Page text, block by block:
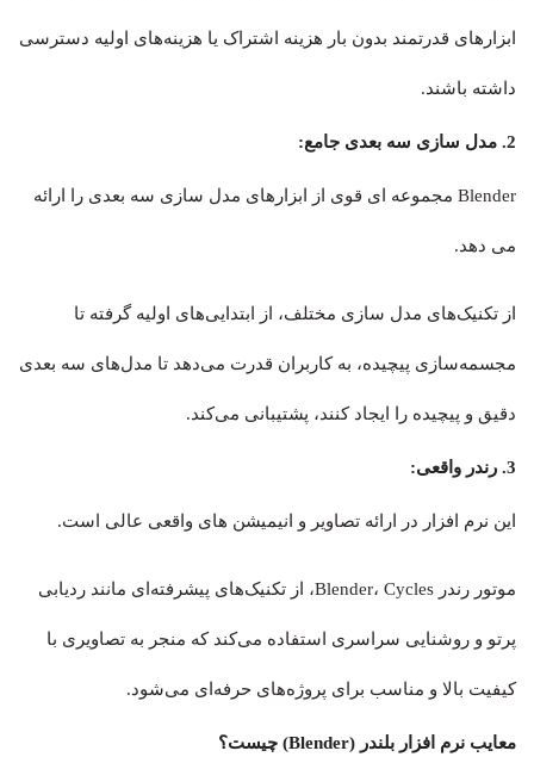
ابزارهای قدرتمند بدون بار هزینه اشتراک یا هزینه‌های اولیه دسترسی
داشته باشند.
2. مدل سازی سه بعدی جامع:
Blender مجموعه ای قوی از ابزارهای مدل سازی سه بعدی را ارائه
می دهد.
از تکنیک‌های مدل سازی مختلف، از ابتدایی‌های اولیه گرفته تا
مجسمه‌سازی پیچیده، به کاربران قدرت می‌دهد تا مدل‌های سه بعدی
دقیق و پیچیده را ایجاد کنند، پشتیبانی می‌کند.
3. رندر واقعی:
این نرم افزار در ارائه تصاویر و انیمیشن های واقعی عالی است.
موتور رندر Blender، Cycles، از تکنیک‌های پیشرفته‌ای مانند ردیابی
پرتو و روشنایی سراسری استفاده می‌کند که منجر به تصاویری با
کیفیت بالا و مناسب برای پروژه‌های حرفه‌ای می‌شود.
معایب نرم افزار بلندر (Blender) چیست؟